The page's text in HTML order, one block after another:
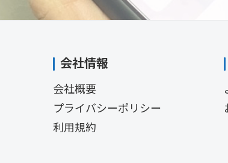
会社情報
会社概要
プライバシーポリシー
利用規約